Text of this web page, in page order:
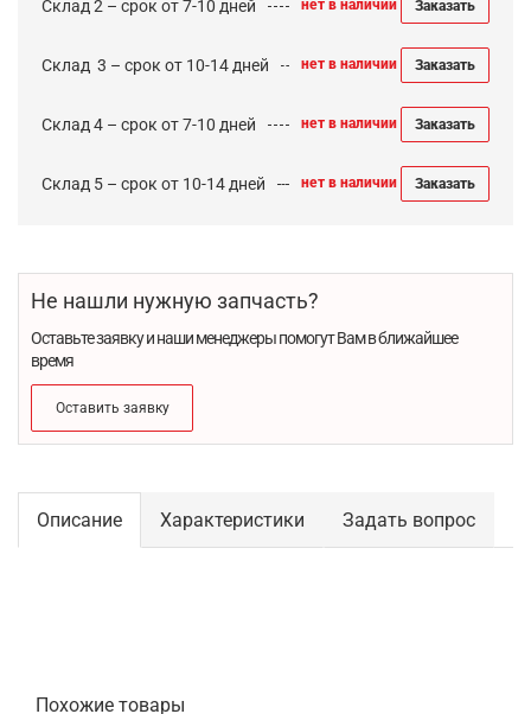
Склад 2 – срок от 7-10 дней нет в наличии Заказать
Cклад 3 – срок от 10-14 дней нет в наличии Заказать
Склад 4 – срок от 7-10 дней нет в наличии Заказать
Склад 5 – срок от 10-14 дней нет в наличии Заказать
Не нашли нужную запчасть?
Оставьте заявку и наши менеджеры помогут Вам в ближайшее
время
Оставить заявку
Описание Характеристики Задать вопрос
Похожие товары